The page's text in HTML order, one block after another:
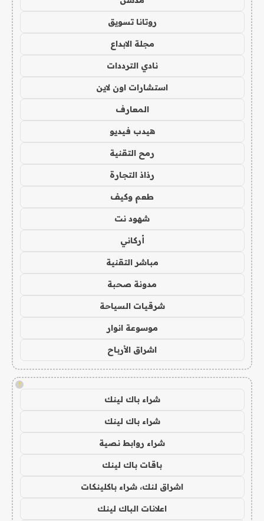
روتانا تسويق
مجلة الابداع
نادي الترددات
استشارات اون لاين
المعارف
هيدب فيديو
رمح التقنية
رذاذ التجارة
طعم وكيف
شهود نت
أركاني
مباشر التقنية
مدونة صحبة
شرقيات السياحة
موسوعة انوار
اشراق الأرباح
!
شراء باك لينك
شراء باك لينك
شراء روابط نصية
باقات باك لينك
اشراق لنك، شراء باكلينكات
اعلانات الباك لينك